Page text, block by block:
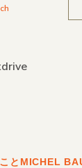
とMICHEL